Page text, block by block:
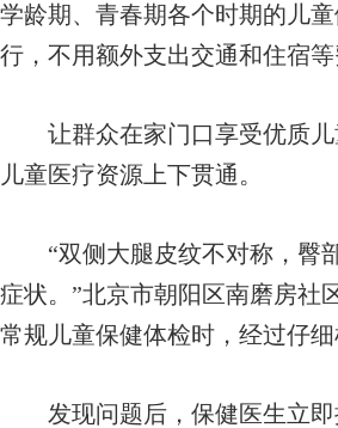
学龄期、青春期各个时期的儿
行，不用额外支出交通和住宿
让群众在家门口享受优质儿
儿童医疗资源上下贯通。
“双侧大腿皮纹不对称，臀部
症状。”北京市朝阳区南磨房社
常规儿童保健体检时，经过仔
发现问题后，保健医生立即